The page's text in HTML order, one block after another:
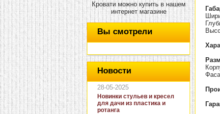
Кровати можно купить в нашем
интернет магазине
Вы смотрели
Новости
28-05-2025
Новинки стульев и кресел
для дачи из пластика и
ротанга